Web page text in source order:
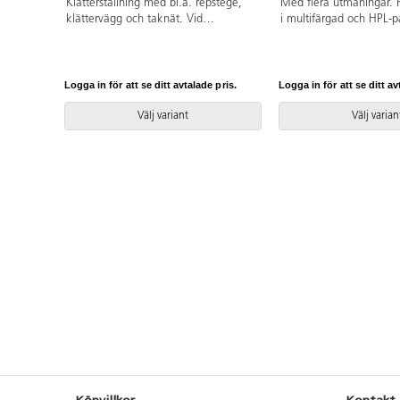
Klätterställning med bl.a. repstege,
klättervägg och taknät. Vid
Leverantörens artikelnummer
markförankring K1.
Logga in för att se ditt avtalade pris.
Välj variant
Med flera utmaningar.
i multifärgad och HPL-
på begäran.
Inkluderar
Logga in för att se ditt
Välj